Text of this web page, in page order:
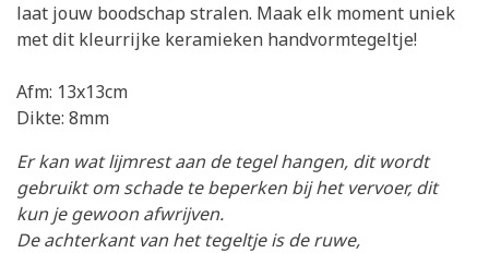
laat jouw boodschap stralen. Maak elk moment uniek
met dit kleurrijke keramieken handvormtegeltje!
Afm: 13x13cm
Dikte: 8mm
Er kan wat lijmrest aan de tegel hangen, dit wordt
gebruikt om schade te beperken bij het vervoer, dit
kun je gewoon afwrijven.
De achterkant van het tegeltje is de ruwe,